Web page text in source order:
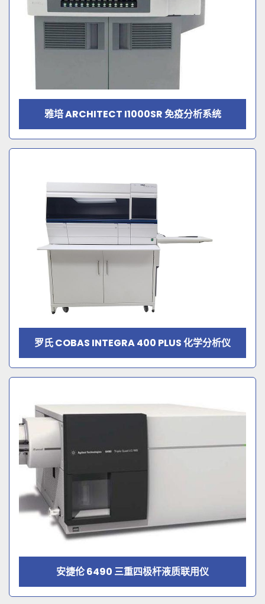
雅培 ARCHITECT I1000SR 免疫分析系统
罗氏 COBAS INTEGRA 400 PLUS 化学分析仪
安捷伦 6490 三重四极杆液质联用仪